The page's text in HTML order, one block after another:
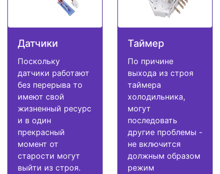
Датчики
Поскольку
датчики работают
без перерыва то
имеют свой
жизненный ресурс
и в один
прекрасный
момент от
старости могут
выйти из строя.
Таймер
По причине
выхода из строя
таймера
холодильника,
могут
последовать
другие проблемы -
не включится
должным образом
режим